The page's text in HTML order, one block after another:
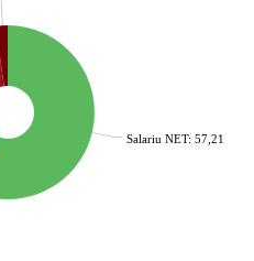
Salariu NET: 57,21%